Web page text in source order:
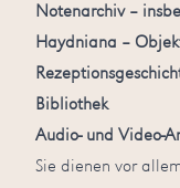
Notenarchiv –
Haydniana –
Bibliothek
Audio- und Video-
Sie dienen vor